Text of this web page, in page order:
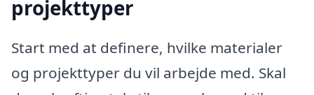
projekttyper
Start med at definere, hvilke materialer
og projekttyper du vil arbejde med. Skal